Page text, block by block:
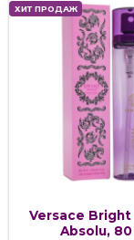
ХИТ ПРОДАЖ
Versace Bright
Absolu, 80